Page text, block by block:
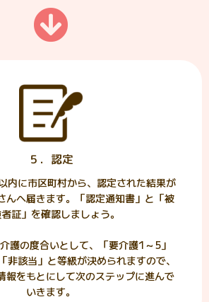
５．認定
内に市区町村から、認定された結果が
んへ届きます。「認定通知書」と「被
証」を確認しましょう。
護の度合いとして、「要介護1～5」
非該当」と等級が決められますので、
報をもとにして次のステップに進んで
いきます。